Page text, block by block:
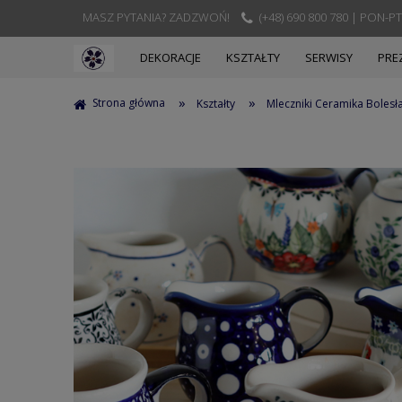
MASZ PYTANIA? ZADZWOŃ! (+48) 690 800 780 | PON-
DEKORACJE KSZTAŁTY SERWISY
Strona główna » Kształty » Mleczniki Ceramika